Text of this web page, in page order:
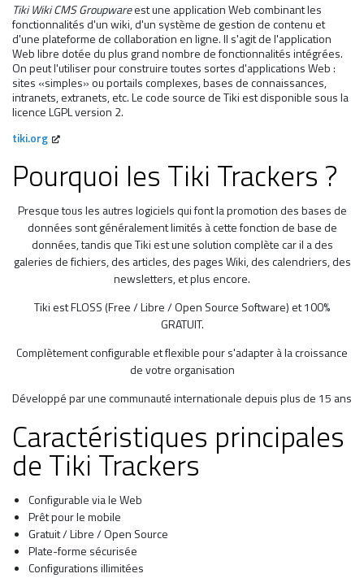
Tiki Wiki CMS Groupwareest une application Web combinant les
fonctionnalités d'un wiki, d'un système de gestion de contenu et
d'une plateforme de collaboration en ligne. Il s'agit de l'application
Web libre dotée du plus grand nombre de fonctionnalités intégrées.
On peut l'utiliser pour construire toutes sortes d'applications Web :
sites «simples» ou portails complexes, bases de connaissances,
intranets, extranets, etc. Le code source de Tiki est disponible sous la
licence LGPL version 2.
tiki.org
Pourquoi les Tiki Trackers ?
Presque tous les autres logiciels qui font la promotion des bases de
données sont généralement limités à cette fonction de base de
données, tandis que Tiki est une solution complète car il a des
galeries de fichiers, des articles, des pages Wiki, des calendriers, des
newsletters, et plus encore.
Tiki est FLOSS (Free / Libre / Open Source Software) et 100%
GRATUIT.
Complètement configurable et flexible pour s'adapter à la croissance
de votre organisation
Développé par une communauté internationale depuis plus de 15 ans
Caractéristiques principales
de Tiki Trackers
Configurable via le Web
Prêt pour le mobile
Gratuit / Libre / Open Source
Plate-forme sécurisée
Configurations illimitées